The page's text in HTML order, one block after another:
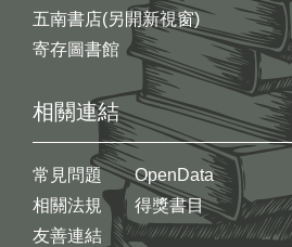
五南書店(另開新視窗)
寄存圖書館
相關連結
常見問題
相關法規
友善連結
OpenData
得獎書目